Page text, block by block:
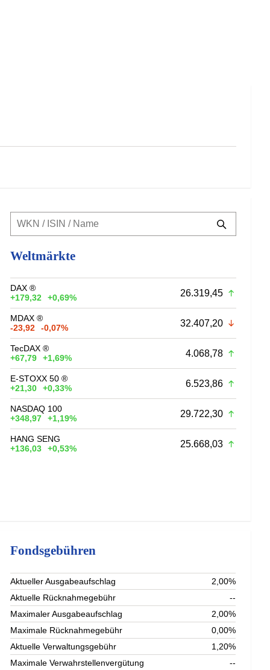
Weltmärkte
DAX ®
+179,32
+0,69% 26.319,45
MDAX ®
-23,92
-0,07% 32.407,20
TecDAX ®
+67,79
+1,69% 4.068,78
E-STOXX 50 ®
+21,30
+0,33% 6.523,86
NASDAQ 100
+348,97
+1,19% 29.722,30
HANG SENG
+136,03
+0,53% 25.668,03
Fondsgebühren
Aktueller Ausgabeaufschlag
2,00%
Aktuelle Rücknahmegebühr
--
Maximaler Ausgabeaufschlag
2,00%
Maximale Rücknahmegebühr
0,00%
Aktuelle Verwaltungsgebühr
1,20%
Maximale Verwahrstellenvergütung
--